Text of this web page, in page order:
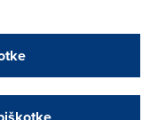
Zapri
ki boste v AMZS
boste prejeli
z dobroimetjem v višini
sredstva: